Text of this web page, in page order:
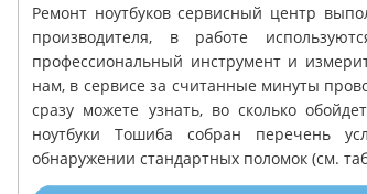
Ремонт ноутбуков сервисный центр
производителя, в работе
профессиональный инструмент и
нам, в сервисе за считанные минуты
сразу можете узнать, во сколько
ноутбуки Тошиба собран перечень
обнаружении стандартных поломок (см.